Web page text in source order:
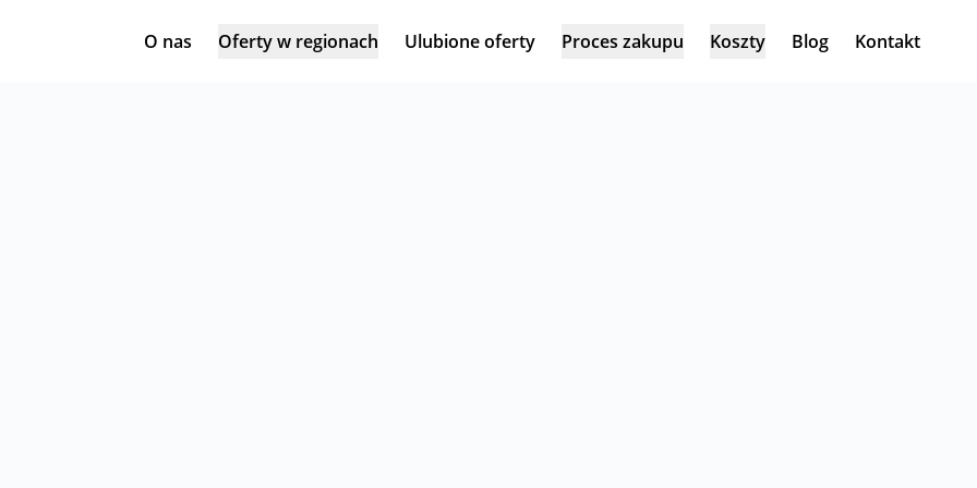
O nas Oferty w regionach Ulubione oferty Proces zakupu Koszty Blog Kontakt